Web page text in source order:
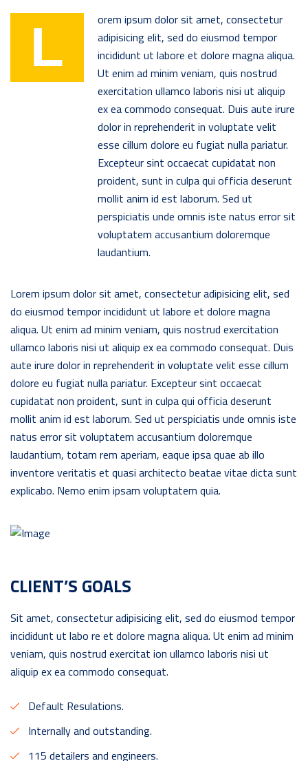
L
orem ipsum dolor sit amet, consectetur
adipisicing elit, sed do eiusmod tempor
incididunt ut labore et dolore magna aliqua.
Ut enim ad minim veniam, quis nostrud
exercitation ullamco laboris nisi ut aliquip
ex ea commodo consequat. Duis aute irure
dolor in reprehenderit in voluptate velit
esse cillum dolore eu fugiat nulla pariatur.
Excepteur sint occaecat cupidatat non
proident, sunt in culpa qui officia deserunt
mollit anim id est laborum. Sed ut
perspiciatis unde omnis iste natus error sit
voluptatem accusantium doloremque
laudantium.
Lorem ipsum dolor sit amet, consectetur adipisicing elit, sed
do eiusmod tempor incididunt ut labore et dolore magna
aliqua. Ut enim ad minim veniam, quis nostrud exercitation
ullamco laboris nisi ut aliquip ex ea commodo consequat. Duis
aute irure dolor in reprehenderit in voluptate velit esse cillum
dolore eu fugiat nulla pariatur. Excepteur sint occaecat
cupidatat non proident, sunt in culpa qui officia deserunt
mollit anim id est laborum. Sed ut perspiciatis unde omnis iste
natus error sit voluptatem accusantium doloremque
laudantium, totam rem aperiam, eaque ipsa quae ab illo
inventore veritatis et quasi architecto beatae vitae dicta sunt
explicabo. Nemo enim ipsam voluptatem quia.
CLIENT’S GOALS
Sit amet, consectetur adipisicing elit, sed do eiusmod tempor
incididunt ut labo re et dolore magna aliqua. Ut enim ad minim
veniam, quis nostrud exercitat ion ullamco laboris nisi ut
aliquip ex ea commodo consequat.
Default Resulations.
Internally and outstanding.
115 detailers and engineers.